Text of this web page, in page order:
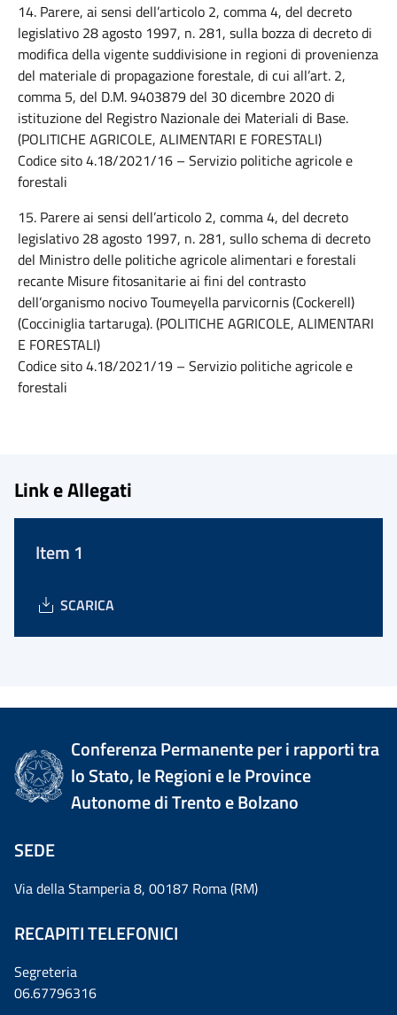
14. Parere, ai sensi dell’articolo 2, comma 4, del decreto
legislativo 28 agosto 1997, n. 281, sulla bozza di decreto di
modifica della vigente suddivisione in regioni di provenienza
del materiale di propagazione forestale, di cui all’art. 2,
comma 5, del D.M. 9403879 del 30 dicembre 2020 di
istituzione del Registro Nazionale dei Materiali di Base.
(POLITICHE AGRICOLE, ALIMENTARI E FORESTALI)
Codice sito 4.18/2021/16 – Servizio politiche agricole e
forestali
15. Parere ai sensi dell’articolo 2, comma 4, del decreto
legislativo 28 agosto 1997, n. 281, sullo schema di decreto
del Ministro delle politiche agricole alimentari e forestali
recante Misure fitosanitarie ai fini del contrasto
dell’organismo nocivo Toumeyella parvicornis (Cockerell)
(Cocciniglia tartaruga). (POLITICHE AGRICOLE, ALIMENTARI
E FORESTALI)
Codice sito 4.18/2021/19 – Servizio politiche agricole e
forestali
Link e Allegati
Item 1
SCARICA
Conferenza Permanente per i rapporti tra
lo Stato, le Regioni e le Province
Autonome di Trento e Bolzano
SEDE
Via della Stamperia 8, 00187 Roma (RM)
RECAPITI TELEFONICI
Segreteria
06.67796316